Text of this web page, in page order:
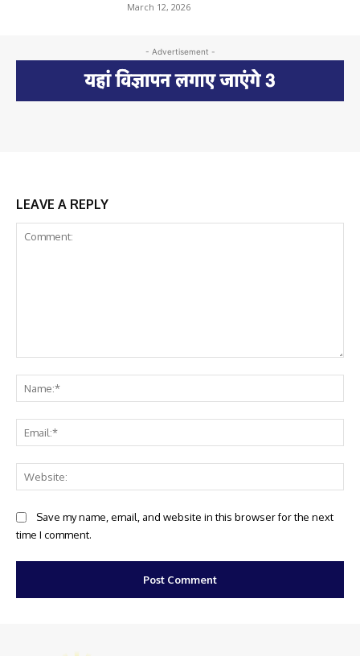
March 12, 2026
- Advertisement -
LEAVE A REPLY
Save my name, email, and website in this browser for the next
time I comment.